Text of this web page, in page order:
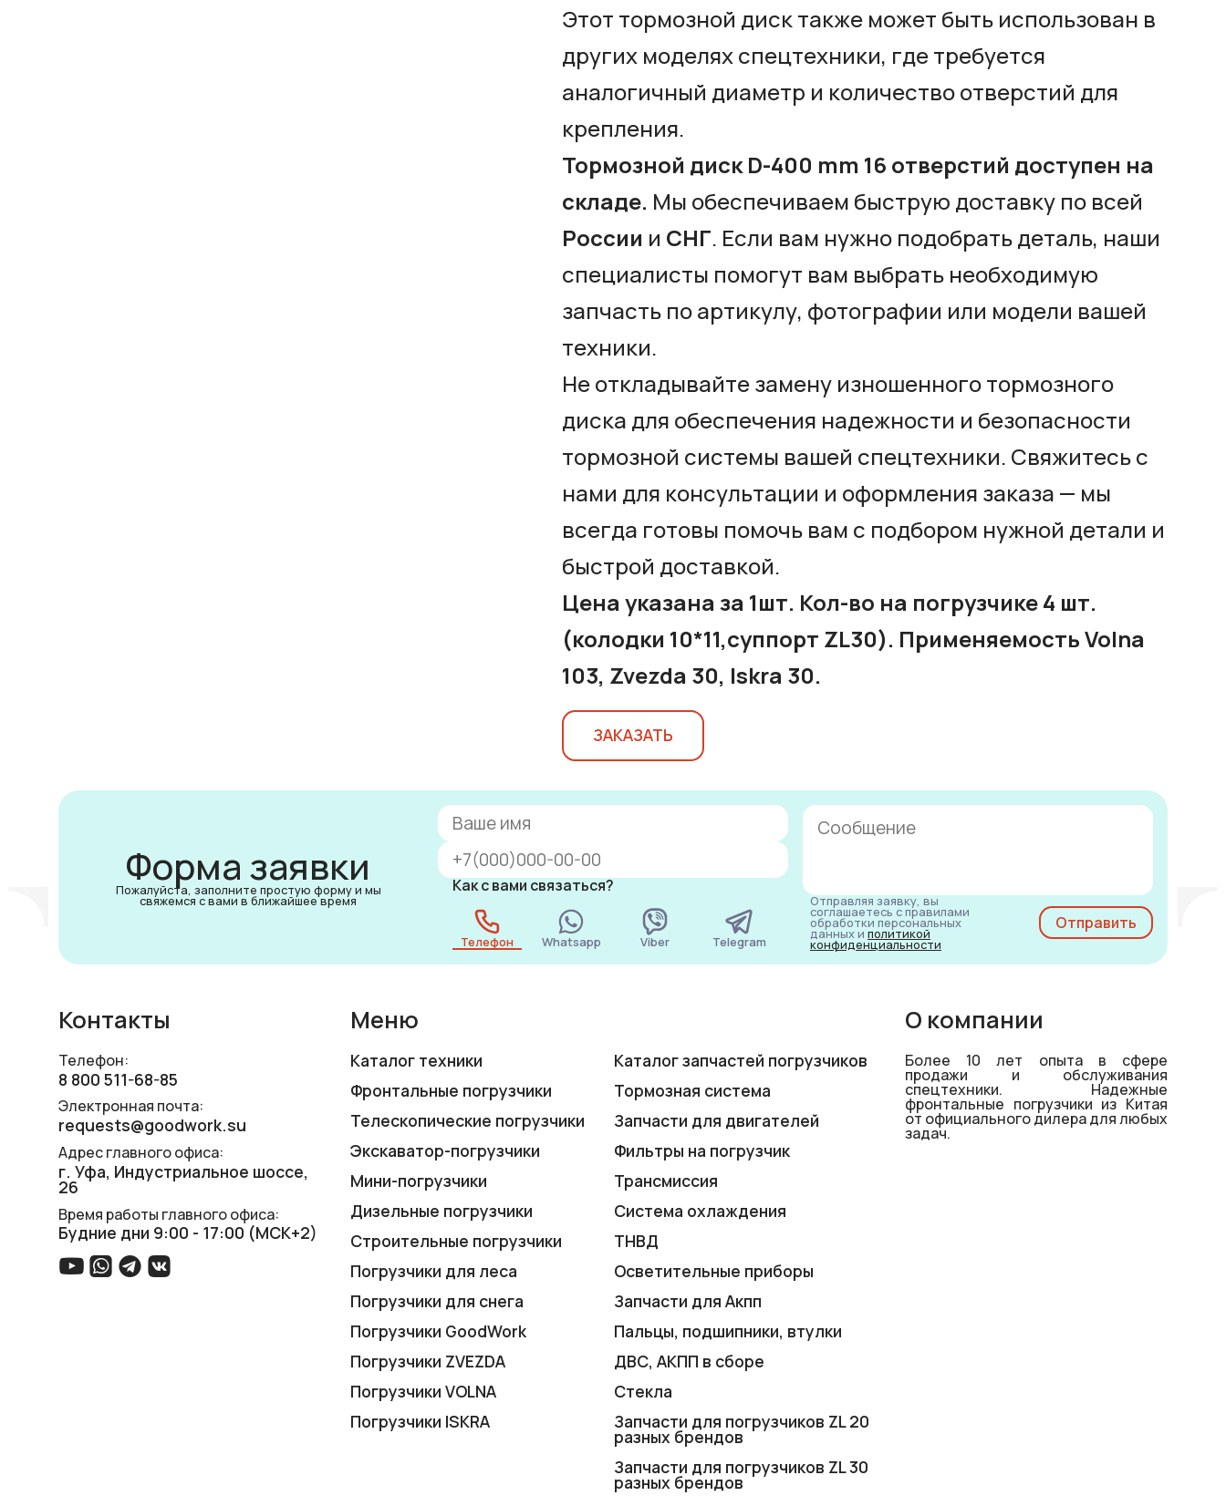
Этот тормозной диск также может быть использован в
других моделях спецтехники, где требуется
аналогичный диаметр и количество отверстий для
крепления.
Тормозной диск D-400 mm 16 отверстий доступен на
складе. Мы обеспечиваем быструю доставку по всей
России и СНГ. Если вам нужно подобрать деталь, наши
специалисты помогут вам выбрать необходимую
запчасть по артикулу, фотографии или модели вашей
техники.
Не откладывайте замену изношенного тормозного
диска для обеспечения надежности и безопасности
тормозной системы вашей спецтехники. Свяжитесь с
нами для консультации и оформления заказа — мы
всегда готовы помочь вам с подбором нужной детали и
быстрой доставкой.
Цена указана за 1шт. Кол-во на погрузчике 4 шт.
(колодки 10*11,суппорт ZL30). Применяемость Volna
103, Zvezda 30, Iskra 30.
ЗАКАЗАТЬ
Форма заявки
Пожалуйста, заполните простую форму и мы
свяжемся с вами в ближайшее время
Как с вами связаться?
Телефон Whatsapp Viber Telegram
Отправляя заявку, вы
соглашаетесь с правилами
обработки персональных
данных и политикой
конфиденциальности
Контакты
Телефон:
8 800 511-68-85
Электронная почта:
requests@goodwork.su
Адрес главного офиса:
г. Уфа, ​Индустриальное шоссе,
26
Время работы главного офиса:
Будние дни 9:00 - 17:00 (МСК+2)
Меню
Каталог техники
Фронтальные погрузчики
Телескопические погрузчики
Экскаватор-погрузчики
Мини-погрузчики
Дизельные погрузчики
Строительные погрузчики
Погрузчики для леса
Погрузчики для снега
Погрузчики GoodWork
Погрузчики ZVEZDA
Погрузчики VOLNA
Погрузчики ISKRA
Каталог запчастей погрузчиков
Тормозная система
Запчасти для двигателей
Фильтры на погрузчик
Трансмиссия
Система охлаждения
ТНВД
Осветительные приборы
Запчасти для Акпп
Пальцы, подшипники, втулки
ДВС, АКПП в сборе
Стекла
Запчасти для погрузчиков ZL 20
разных брендов
Запчасти для погрузчиков ZL 30
разных брендов
О компании
Более 10 лет опыта в сфере
продажи и обслуживания
спецтехники. Надежные
фронтальные погрузчики из Китая
от официального дилера для любых
задач.